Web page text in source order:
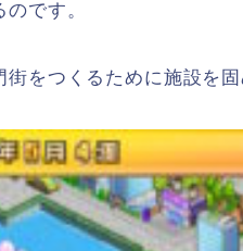
です。
街をつくるために施設を固